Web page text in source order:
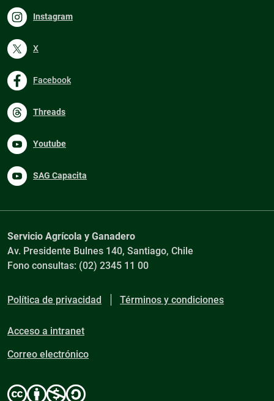
Instagram
X
Facebook
Threads
Youtube
SAG Capacita
Servicio Agrícola y Ganadero
Av. Presidente Bulnes 140, Santiago, Chile
Fono consultas: (02) 2345 11 00
Política de privacidad Términos y condiciones
Acceso a intranet
Correo electrónico